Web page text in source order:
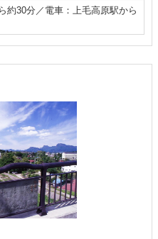
約30分／電車：上毛高原駅から